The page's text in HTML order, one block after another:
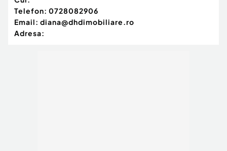
Telefon: 0728082906
Email: diana@dhdimobiliare.ro
Adresa: